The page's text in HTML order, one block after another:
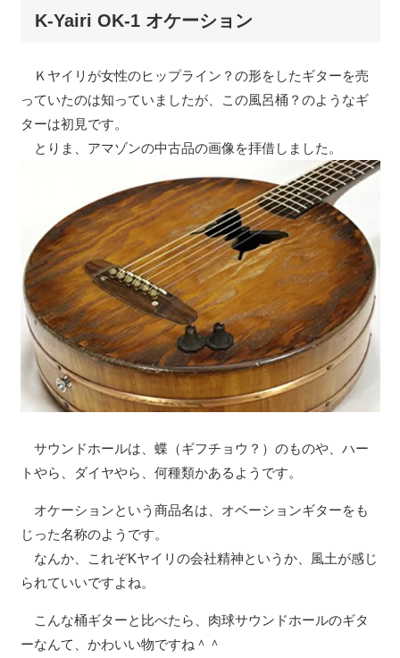
K-Yairi OK-1 オケーション
Ｋヤイリが女性のヒップライン？の形をしたギターを売
っていたのは知っていましたが、この風呂桶？のようなギ
ターは初見です。
とりま、アマゾンの中古品の画像を拝借しました。
サウンドホールは、蝶（ギフチョウ？）のものや、ハー
トやら、ダイヤやら、何種類かあるようです。
オケーションという商品名は、オベーションギターをも
じった名称のようです。
なんか、これぞKヤイリの会社精神というか、風土が感じ
られていいですよね。
こんな桶ギターと比べたら、肉球サウンドホールのギタ
ーなんて、かわいい物ですね＾＾